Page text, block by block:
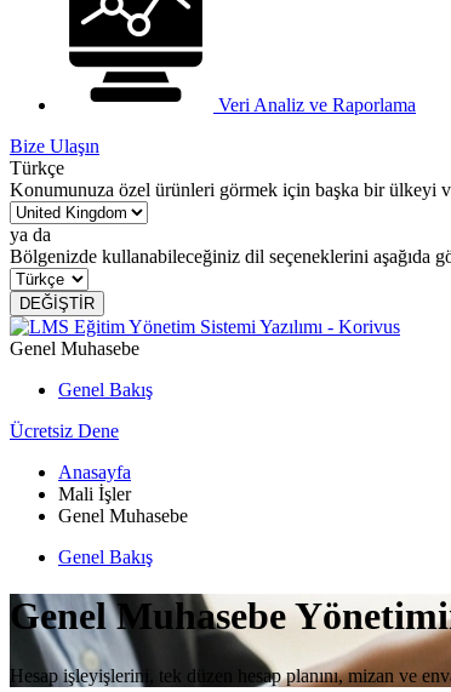
Veri Analiz ve Raporlama
Bize Ulaşın
Türkçe
Konumunuza özel ürünleri görmek için başka bir ülkeyi
ya da
Bölgenizde kullanabileceğiniz dil seçeneklerini aşağıda
DEĞİŞTİR
Genel Muhasebe
Genel Bakış
Ücretsiz Dene
Anasayfa
Mali İşler
Genel Muhasebe
Genel Bakış
Genel Muhasebe
Hesap işleyişlerini, tek düzen hesap planını, mizan ve